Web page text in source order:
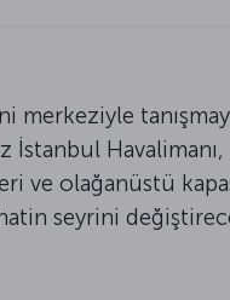
merkeziyle
İstanbul
ve olağanüstü
seyrini